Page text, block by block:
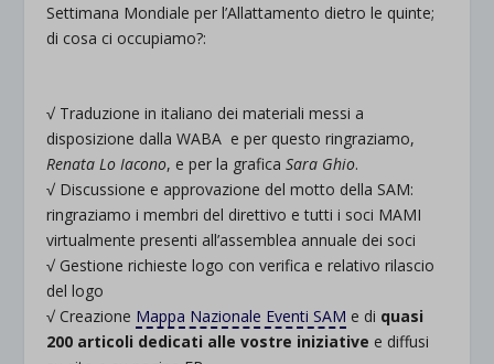
Settimana Mondiale per l’Allattamento dietro le quinte;
di cosa ci occupiamo?:
√ Traduzione in italiano dei materiali messi a
disposizione dalla WABA e per questo ringraziamo,
Renata Lo Iacono, e per la graficaSara Ghio.
√ Discussione e approvazione del motto della SAM:
ringraziamo i membri del direttivo e tutti i soci MAMI
virtualmente presenti all’assemblea annuale dei soci
√ Gestione richieste logo con verifica e relativo rilascio
del logo
√ Creazione Mappa Nazionale Eventi SAM e di quasi
200 articoli dedicati alle vostre iniziative e diffusi